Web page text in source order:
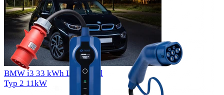
BMW i3 33 kWh Ladekabel
Typ 2 11kW